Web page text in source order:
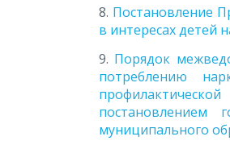
8. Постановление
в интересах детей
9. Порядок
потреблению
муниципального